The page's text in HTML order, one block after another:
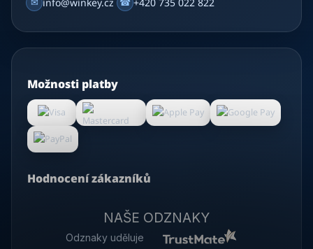
Možnosti platby
Hodnocení zákazníků
NAŠE ODZNAKY
Odznaky uděluje